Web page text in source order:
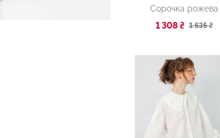
Сорочка рожева
1 308 ₴ 1 635 ₴